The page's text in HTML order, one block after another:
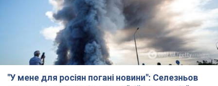
"У мене для росіян погані новини": Селезньов